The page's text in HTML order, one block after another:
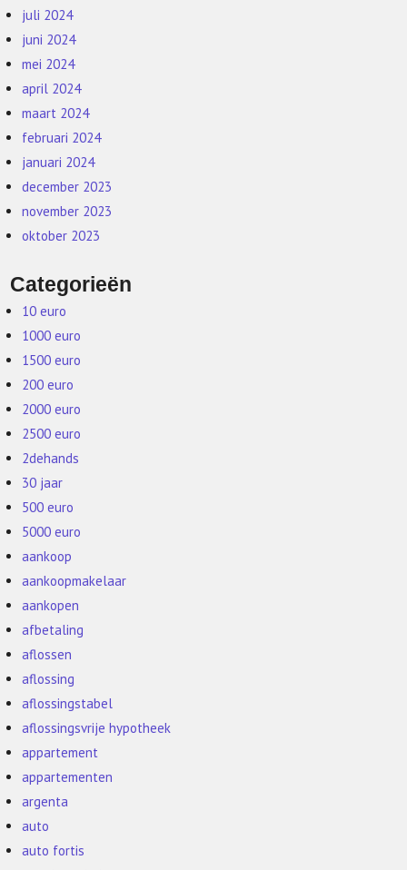
juli 2024
juni 2024
mei 2024
april 2024
maart 2024
februari 2024
januari 2024
december 2023
november 2023
oktober 2023
Categorieën
10 euro
1000 euro
1500 euro
200 euro
2000 euro
2500 euro
2dehands
30 jaar
500 euro
5000 euro
aankoop
aankoopmakelaar
aankopen
afbetaling
aflossen
aflossing
aflossingstabel
aflossingsvrije hypotheek
appartement
appartementen
argenta
auto
auto fortis